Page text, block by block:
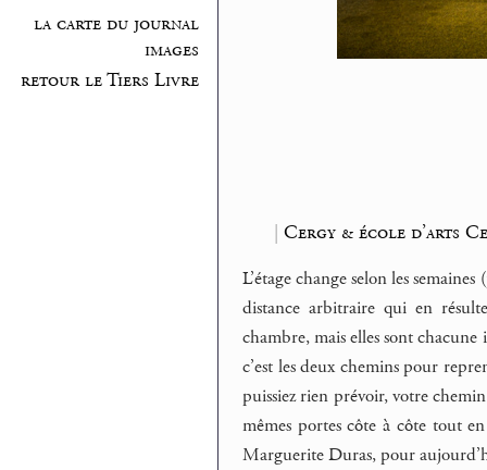
la carte du journal
images
retour le Tiers Livre
| Cergy & école d’arts
L’étage change selon les
distance arbitraire qui en
chambre, mais elles sont
c’est les deux chemins pour
puissiez rien prévoir, votre
mêmes portes côte à côte tout
Marguerite Duras, pour